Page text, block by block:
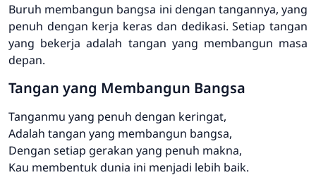
Buruh membangun bangsa ini dengan tangannya, yang
penuh dengan kerja keras dan dedikasi. Setiap tangan
yang bekerja adalah tangan yang membangun masa
depan.
Tangan yang Membangun Bangsa
Tanganmu yang penuh dengan keringat,
Adalah tangan yang membangun bangsa,
Dengan setiap gerakan yang penuh makna,
Kau membentuk dunia ini menjadi lebih baik.